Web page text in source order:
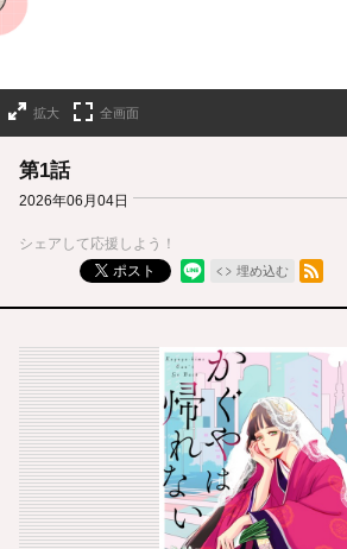
拡大 全画面
第1話
2026年06月04日
シェアして応援しよう！
ポスト
埋め込む
RSSフィード